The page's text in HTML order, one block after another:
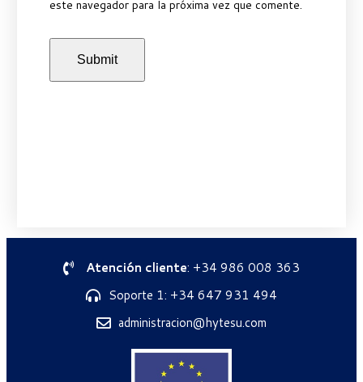
este navegador para la próxima vez que comente.
Atención cliente: +34 986 008 363
Soporte 1: +34 647 931 494
administracion@hytesu.com